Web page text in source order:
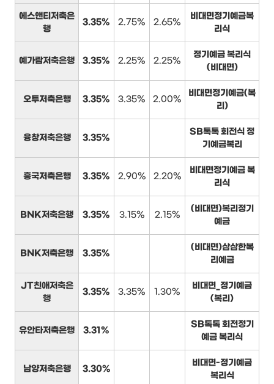
에스앤티저축은
행
3.35% 2.75% 2.65%
비대면정기예금복
리식
예가람저축은행 3.35% 2.25% 2.25%
정기예금 복리식
(비대면)
오투저축은행 3.35% 3.35% 2.00%
비대면정기예금(복
리)
융창저축은행 3.35%
SB톡톡 회전식 정
기예금복리
흥국저축은행 3.35% 2.90% 2.20%
비대면정기예금 복
리식
BNK저축은행 3.35% 3.15% 2.15%
(비대면)복리정기
예금
BNK저축은행 3.35%
(비대면)삼삼한복
리예금
JT친애저축은
행
3.35% 3.35% 1.30%
비대면_정기예금
(복리)
유안타저축은행 3.31%
SB톡톡 회전정기
예금 복리식
남양저축은행 3.30%
비대면-정기예금
복리식